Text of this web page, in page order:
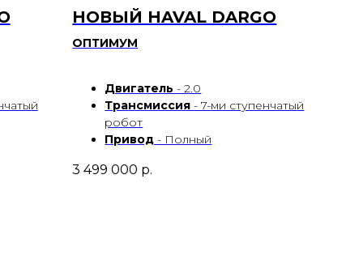
НОВЫЙ HAVAL DARGO
ОПТИМУМ
Двигатель - 2.0
Трансмиссия - 7-ми ступенчатый
робот
Привод - Полный
3 499 000 р.